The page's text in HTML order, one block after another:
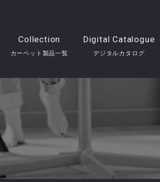
Collection
カーペット製品一覧
Digital Catalogue
デジタルカタログ